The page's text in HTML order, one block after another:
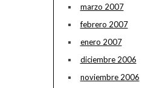
marzo 2007
febrero 2007
enero 2007
diciembre 2006
noviembre 2006